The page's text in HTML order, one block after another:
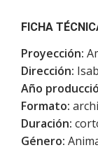
FICHA
Proyección:
Dirección:
Año
Formato:
Duración:
Género: